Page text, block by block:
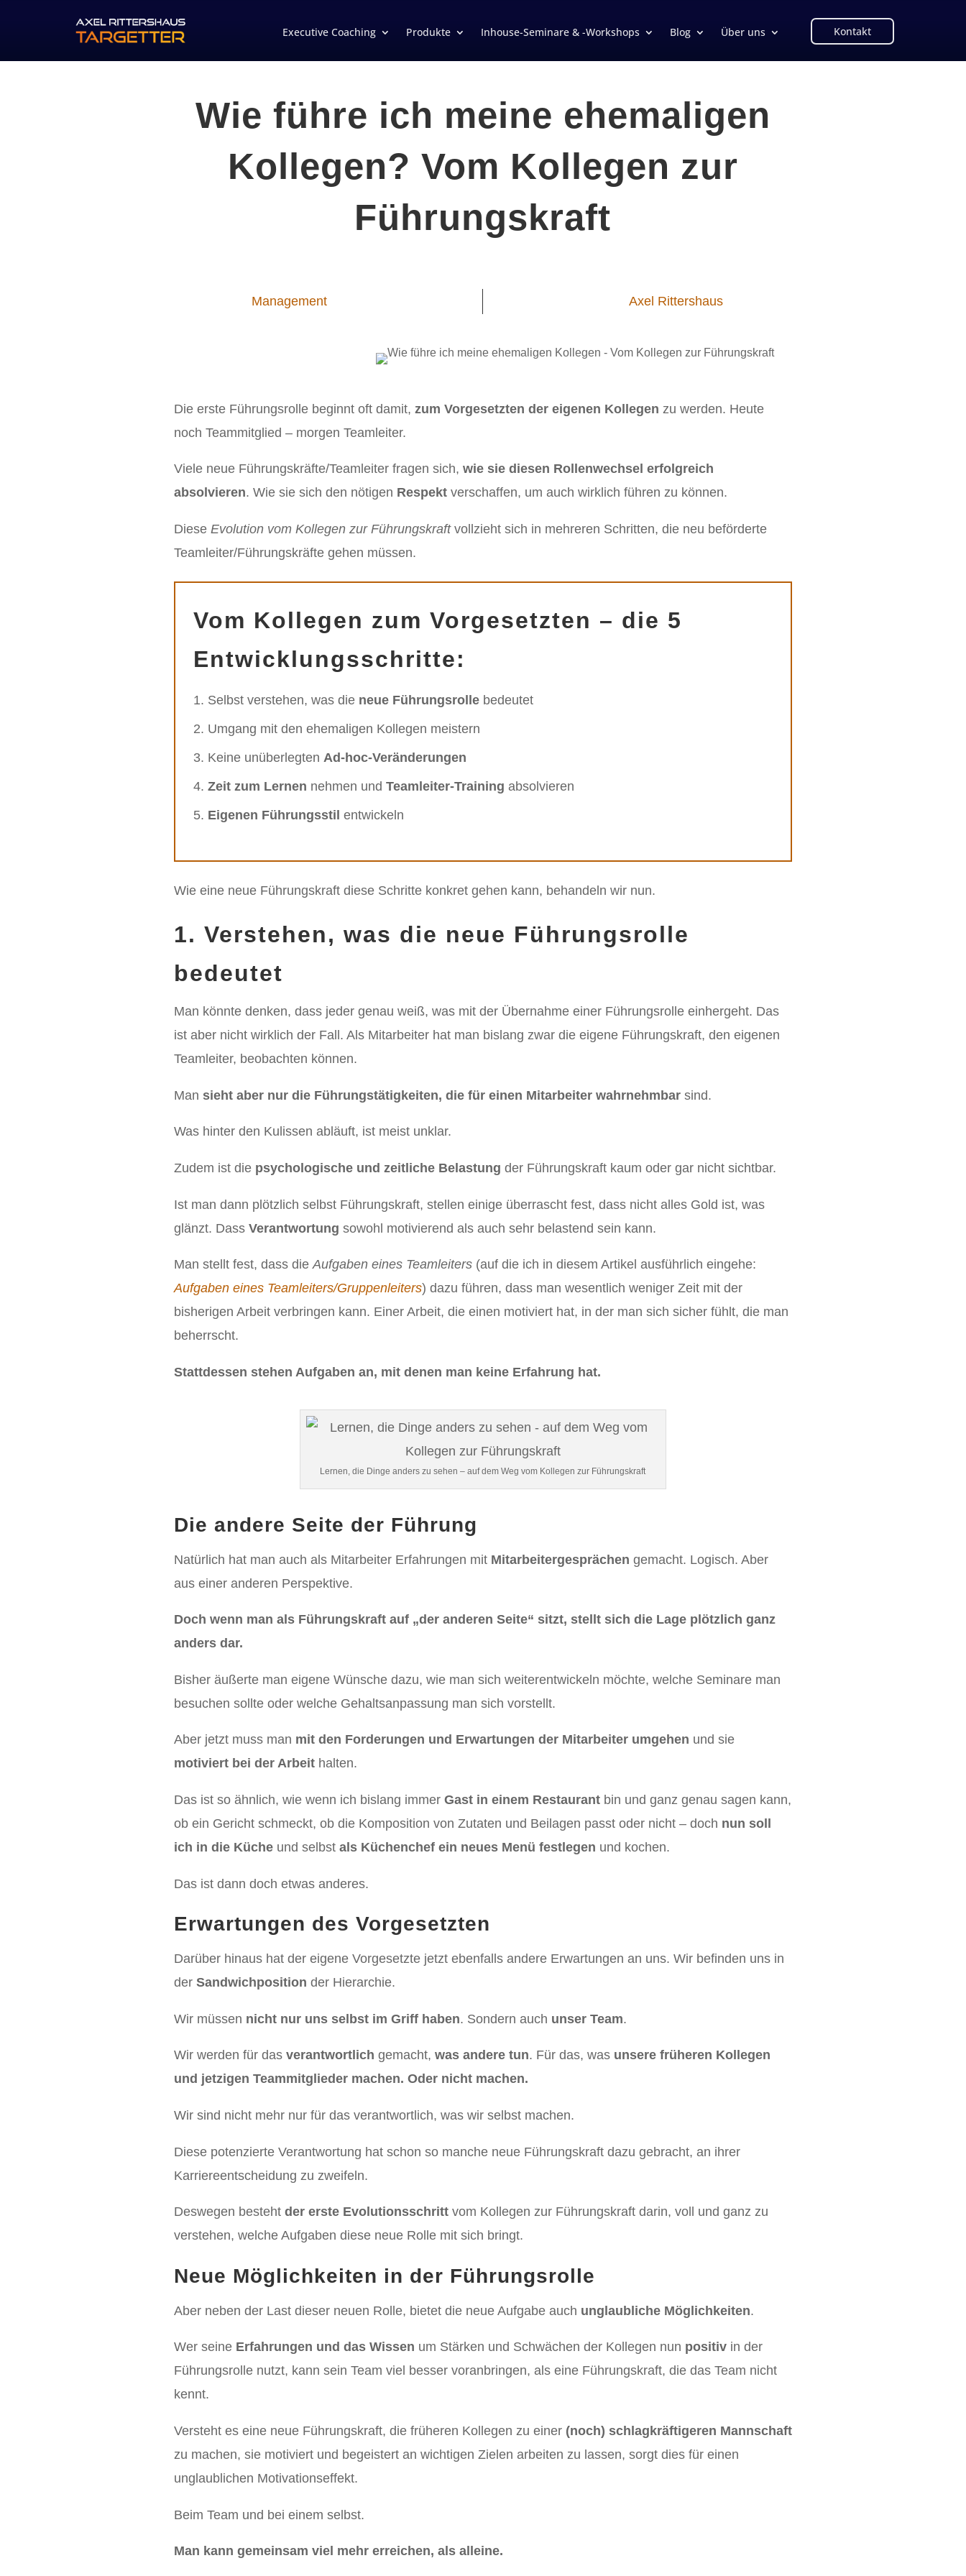
Executive Coaching Produkte Inhouse-Seminare & -Workshops Blog Über uns Kontakt
Wie führe ich meine ehemaligen
Kollegen? Vom Kollegen zur
Führungskraft
Management Axel Rittershaus
Die erste Führungsrolle beginnt oft damit, zum Vorgesetzten der eigenen Kollegen zu werden. Heute
noch Teammitglied – morgen Teamleiter.
Viele neue Führungskräfte/Teamleiter fragen sich, wie sie diesen Rollenwechsel erfolgreich
absolvieren. Wie sie sich den nötigen Respektverschaffen, um auch wirklich führen zu können.
Diese Evolution vom Kollegen zur Führungskraftvollzieht sich in mehreren Schritten, die neu beförderte
Teamleiter/Führungskräfte gehen müssen.
Vom Kollegen zum Vorgesetzten – die 5
Entwicklungsschritte:
Selbst verstehen, was die neue Führungsrollebedeutet
Umgang mit den ehemaligen Kollegen meistern
Keine unüberlegten Ad-hoc-Veränderungen
Zeit zum Lernen nehmen und Teamleiter-Training absolvieren
Eigenen Führungsstil entwickeln
Wie eine neue Führungskraft diese Schritte konkret gehen kann, behandeln wir nun.
1. Verstehen, was die neue Führungsrolle
bedeutet
Man könnte denken, dass jeder genau weiß, was mit der Übernahme einer Führungsrolle einhergeht. Das
ist aber nicht wirklich der Fall. Als Mitarbeiter hat man bislang zwar die eigene Führungskraft, den eigenen
Teamleiter, beobachten können.
Man sieht aber nur die Führungstätigkeiten, die für einen Mitarbeiter wahrnehmbarsind.
Was hinter den Kulissen abläuft, ist meist unklar.
Zudem ist die psychologische und zeitliche Belastung der Führungskraft kaum oder gar nicht sichtbar.
Ist man dann plötzlich selbst Führungskraft, stellen einige überrascht fest, dass nicht alles Gold ist, was
glänzt. Dass Verantwortung sowohl motivierend als auch sehr belastend sein kann.
Man stellt fest, dass dieAufgaben eines Teamleiters(auf die ich in diesem Artikel ausführlich eingehe:
Aufgaben eines Teamleiters/Gruppenleiters) dazu führen, dass man wesentlich weniger Zeit mit der
bisherigen Arbeit verbringen kann. Einer Arbeit, die einen motiviert hat, in der man sich sicher fühlt, die man
beherrscht.
Stattdessen stehen Aufgaben an, mit denen man keine Erfahrung hat.
Lernen, die Dinge anders zu sehen – auf dem Weg vom Kollegen zur Führungskraft
Die andere Seite der Führung
Natürlich hat man auch als Mitarbeiter Erfahrungen mit Mitarbeitergesprächen gemacht. Logisch. Aber
aus einer anderen Perspektive.
Doch wenn man als Führungskraft auf „der anderen Seite“ sitzt, stellt sich die Lage plötzlich ganz
anders dar.
Bisher äußerte man eigene Wünsche dazu, wie man sich weiterentwickeln möchte, welche Seminare man
besuchen sollte oder welche Gehaltsanpassung man sich vorstellt.
Aber jetzt muss man mit den Forderungen und Erwartungen der Mitarbeiter umgehen und sie
motiviert bei der Arbeithalten.
Das ist so ähnlich, wie wenn ich bislang immer Gast in einem Restaurantbin und ganz genau sagen kann,
ob ein Gericht schmeckt, ob die Komposition von Zutaten und Beilagen passt oder nicht – doch nun soll
ich in die Kücheund selbst als Küchenchef ein neues Menü festlegen und kochen.
Das ist dann doch etwas anderes.
Erwartungen des Vorgesetzten
Darüber hinaus hat der eigene Vorgesetzte jetzt ebenfalls andere Erwartungen an uns. Wir befinden uns in
der Sandwichposition der Hierarchie.
Wir müssen nicht nur uns selbst im Griff haben. Sondern auch unser Team.
Wir werden für das verantwortlich gemacht, was andere tun. Für das, was unsere früheren Kollegen
und jetzigen Teammitglieder machen. Oder nicht machen.
Wir sind nicht mehr nur für das verantwortlich, was wir selbst machen.
Diese potenzierte Verantwortung hat schon so manche neue Führungskraft dazu gebracht, an ihrer
Karriereentscheidung zu zweifeln.
Deswegen besteht der erste Evolutionsschrittvom Kollegen zur Führungskraft darin, voll und ganz zu
verstehen, welche Aufgaben diese neue Rolle mit sich bringt.
Neue Möglichkeiten in der Führungsrolle
Aber neben der Last dieser neuen Rolle, bietet die neue Aufgabe auch unglaubliche Möglichkeiten.
Wer seine Erfahrungen und das Wissen um Stärken und Schwächen der Kollegen nun positivin der
Führungsrolle nutzt, kann sein Team viel besser voranbringen, als eine Führungskraft, die das Team nicht
kennt.
Versteht es eine neue Führungskraft, die früheren Kollegen zu einer (noch) schlagkräftigeren Mannschaft
zu machen, sie motiviert und begeistert an wichtigen Zielen arbeiten zu lassen, sorgt dies für einen
unglaublichen Motivationseffekt.
Beim Team und bei einem selbst.
Man kann gemeinsam viel mehr erreichen, als alleine.